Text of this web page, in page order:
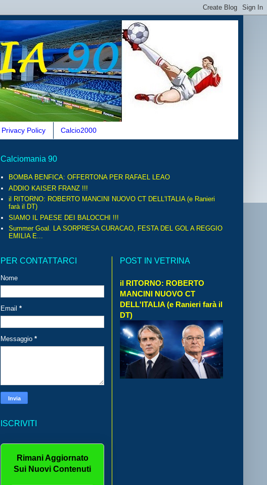
Privacy Policy Calcio2000
Calciomania 90
BOMBA BENFICA: OFFERTONA PER RAFAEL LEAO
ADDIO KAISER FRANZ !!!
il RITORNO: ROBERTO MANCINI NUOVO CT DELL'ITALIA (e Ranieri
farà il DT)
SIAMO IL PAESE DEI BALOCCHI !!!
Summer Goal. LA SORPRESA CURACAO, FESTA DEL GOL A REGGIO
EMILIA E...
PER CONTATTARCI
Nome
Email *
Messaggio *
ISCRIVITI
Rimani Aggiornato
Sui Nuovi Contenuti
POST IN VETRINA
il RITORNO: ROBERTO
MANCINI NUOVO CT
DELL'ITALIA (e Ranieri farà il
DT)